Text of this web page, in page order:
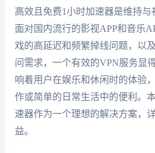
高效且免费1小时加速器是维持与
面对国内流行的影视APP和音乐
戏的高延迟和频繁掉线问题，以
问需求，一个有效的VPN服务显
响着用户在娱乐和休闲时的体验
作或简单的日常生活中的便利。
速器作为一个理想的解决方案，
益。